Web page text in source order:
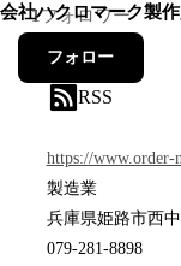
社ハクロマーク製
1フォロワー
フォロー
RSS
https://www.order-
製造業
兵庫県姫路市西
079-281-8898